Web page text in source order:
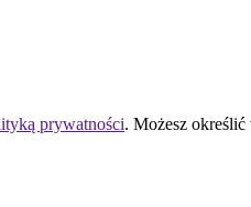
prywatności. Możesz